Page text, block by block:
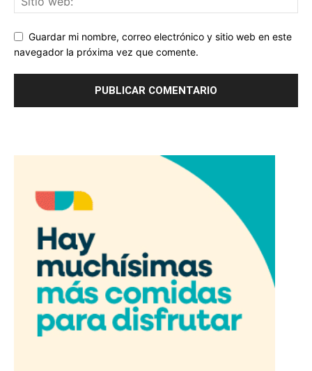
Guardar mi nombre, correo electrónico y sitio web en este
navegador la próxima vez que comente.